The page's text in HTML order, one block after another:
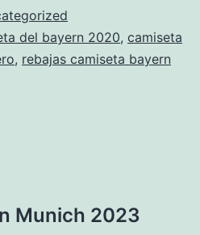
del bayern 2020, camiseta
, rebajas camiseta bayern
Munich 2023